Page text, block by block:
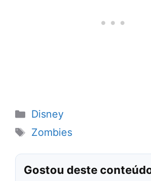
Categorias
Disney
Tags
Zombies
Gostou deste